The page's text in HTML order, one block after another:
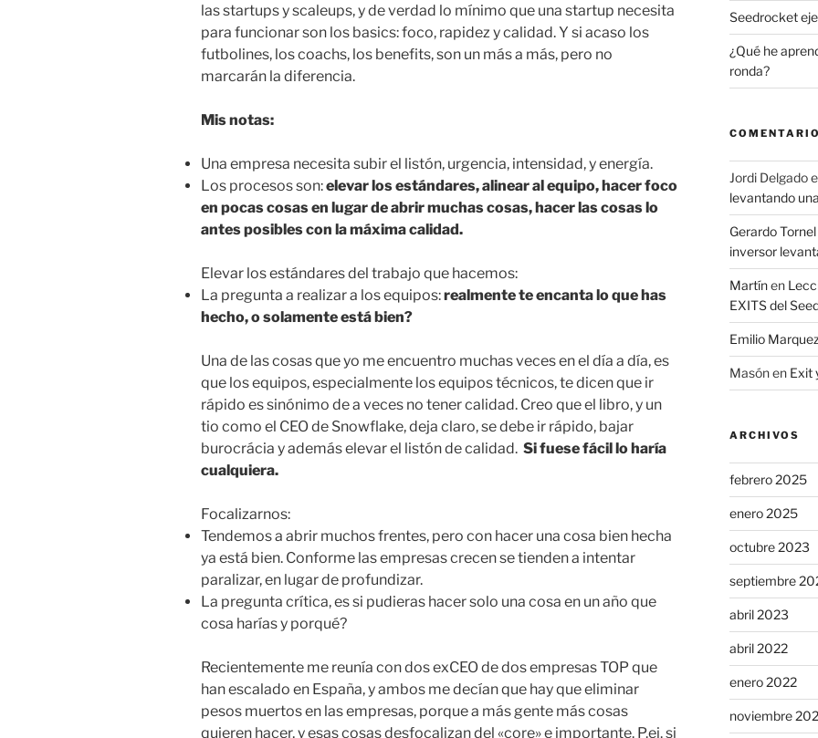
las startups y scaleups, y de verdad lo mínimo que una startup necesita
para funcionar son los basics: foco, rapidez y calidad. Y si acaso los
futbolines, los coachs, los benefits, son un más a más, pero no
marcarán la diferencia.
Mis notas:
Una empresa necesita subir el listón, urgencia, intensidad, y energía.
Los procesos son:elevar los estándares, alinear al equipo, hacer foco
en pocas cosas en lugar de abrir muchas cosas, hacer las cosas lo
antes posibles con la máxima calidad.
Elevar los estándares del trabajo que hacemos:
La pregunta a realizar a los equipos:realmente te encanta lo que has
hecho, o solamente está bien?
Una de las cosas que yo me encuentro muchas veces en el día a día, es
que los equipos, especialmente los equipos técnicos, te dicen que ir
rápido es sinónimo de a veces no tener calidad. Creo que el libro, y un
tio como el CEO de Snowflake, deja claro, se debe ir rápido, bajar
burocrácia y además elevar el listón de calidad. Si fuese fácil lo haría
cualquiera.
Focalizarnos:
Tendemos a abrir muchos frentes, pero con hacer una cosa bien hecha
ya está bien. Conforme las empresas crecen se tienden a intentar
paralizar, en lugar de profundizar.
La pregunta crítica, es si pudieras hacer solo una cosa en un año que
cosa harías y porqué?
Recientemente me reunía con dos exCEO de dos empresas TOP que
han escalado en España, y ambos me decían que hay que eliminar
pesos muertos en las empresas, porque a más gente más cosas
quieren hacer, y esas cosas desfocalizan del «core» e importante. P.ej. si
Seedrocket
¿Qué he
ronda?
Jordi Delgado
levantando
Gerardo Tornel
inversor
Martínen
EXITS del
Emilio Marquez
Masónen Exit
ARCHIVOS
febrero 2025
enero 2025
octubre 2023
septiembre
abril 2023
abril 2022
enero 2022
noviembre